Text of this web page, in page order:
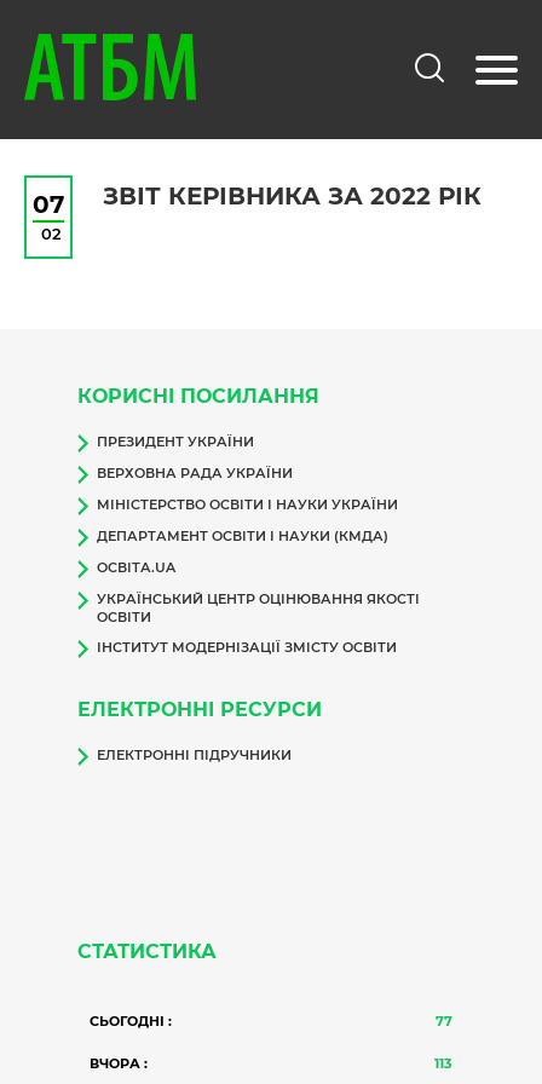
07
02
ЗВІТ КЕРІВНИКА ЗА 2022 РІК
КОРИСНІ ПОСИЛАННЯ
ПРЕЗИДЕНТ УКРАЇНИ
ВЕРХОВНА РАДА УКРАЇНИ
МІНІСТЕРСТВО ОСВІТИ І НАУКИ УКРАЇНИ
ДЕПАРТАМЕНТ ОСВІТИ І НАУКИ (КМДА)
ОСВІТА.UA
УКРАЇНСЬКИЙ ЦЕНТР ОЦІНЮВАННЯ ЯКОСТІ
ОСВІТИ
ІНСТИТУТ МОДЕРНІЗАЦІЇ ЗМІСТУ ОСВІТИ
ЕЛЕКТРОННІ РЕСУРСИ
ЕЛЕКТРОННІ ПІДРУЧНИКИ
СТАТИСТИКА
СЬОГОДНІ : 77
ВЧОРА : 113